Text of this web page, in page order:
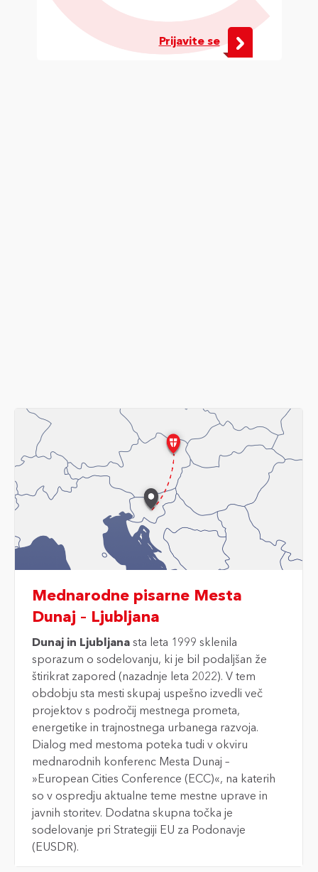
Prijavite se
Mednarodne pisarne Mesta
Dunaj – Ljubljana
Dunaj in Ljubljana sta leta 1999 sklenila
sporazum o sodelovanju, ki je bil podaljšan že
štirikrat zapored (nazadnje leta 2022). V tem
obdobju sta mesti skupaj uspešno izvedli več
projektov s področij mestnega prometa,
energetike in trajnostnega urbanega razvoja.
Dialog med mestoma poteka tudi v okviru
mednarodnih konferenc Mesta Dunaj –
»European Cities Conference (ECC)«, na katerih
so v ospredju aktualne teme mestne uprave in
javnih storitev. Dodatna skupna točka je
sodelovanje pri Strategiji EU za Podonavje
(EUSDR).